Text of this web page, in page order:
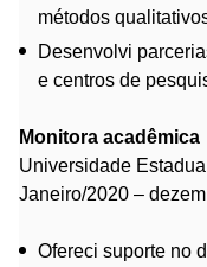
métodos
Desenvolvi
e centros de
Monitora acadêmica
Universidade
Janeiro/2020 –
Ofereci suporte no